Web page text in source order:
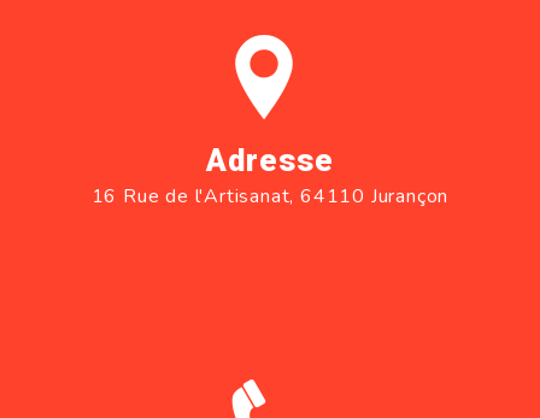
Adresse
16 Rue de l'Artisanat, 64110 Jurançon